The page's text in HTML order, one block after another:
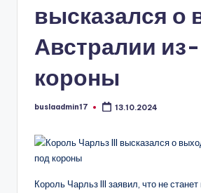
высказался о
Австралии
короны
Запись
buslaadmin17 13.10.2024
Король Чарльз III заявил, что не станет